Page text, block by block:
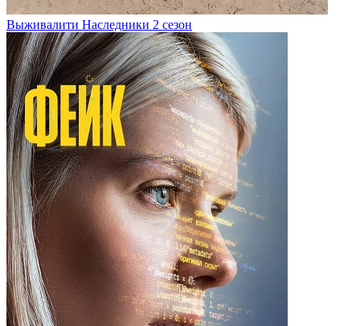
Выживалити Наследники 2 сезон